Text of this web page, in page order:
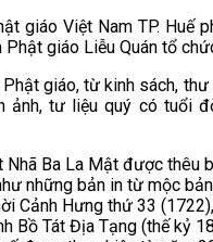
giáo Việt Nam TP. Huế
Phật giáo Liễu Quán tổ
giáo, từ kinh sách, thư
ảnh, tư liệu quý có tuổi
Nhã Ba La Mật được thêu
những bản in từ mộc
Cảnh Hưng thứ 33
Bồ Tát Địa Tạng (thế kỷ